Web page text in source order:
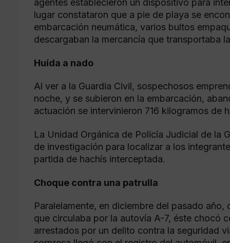
agentes establecieron un dispositivo para
lugar constataron que a pie de playa se
embarcación neumática, varios bultos
descargaban la mercancía que transportaba
Huída a nado
Al ver a la Guardia Civil, sospechosos
noche, y se subieron en la embarcación,
actuación se intervinieron 716 kilogramos de
La Unidad Orgánica de Policía Judicial de la
de investigación para localizar a los
partida de hachís interceptada.
Choque contra una patrulla
Paralelamente, en diciembre del pasado
que circulaba por la autovía A-7, éste chocó
arrestados por un delito contra la seguridad